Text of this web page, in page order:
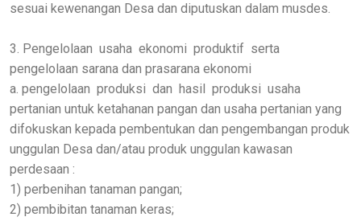
sesuai kewenangan Desa dan diputuskan dalam musdes.
3. Pengelolaan usaha ekonomi produktif serta
pengelolaan sarana dan prasarana ekonomi
a. pengelolaan produksi dan hasil produksi usaha
pertanian untuk ketahanan pangan dan usaha pertanian yang
difokuskan kepada pembentukan dan pengembangan produk
unggulan Desa dan/atau produk unggulan kawasan
perdesaan :
1) perbenihan tanaman pangan;
2) pembibitan tanaman keras;